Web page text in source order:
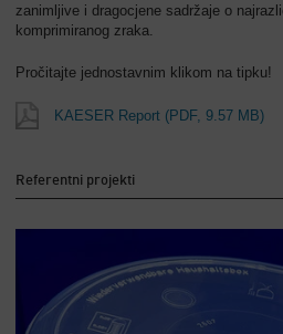
zanimljive i dragocjene sadržaje o
komprimiranog zraka.
Pročitajte jednostavnim klikom na tipku!
KAESER Report (PDF, 9.57 MB)
Referentni projekti